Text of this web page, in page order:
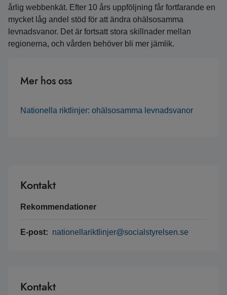
årlig webbenkät. Efter 10 års uppföljning får fortfarande en
mycket låg andel stöd för att ändra ohälsosamma
levnadsvanor. Det är fortsatt stora skillnader mellan
regionerna, och vården behöver bli mer jämlik.
Mer hos oss
Nationella riktlinjer: ohälsosamma levnadsvanor
Kontakt
Rekommendationer
E-post: nationellariktlinjer@socialstyrelsen.se
Kontakt